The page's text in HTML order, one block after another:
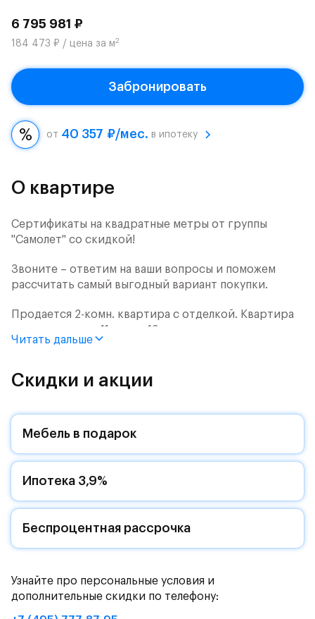
6 795 981 ₽
184 473 ₽ / цена за м2
Забронировать
от 40 357 ₽/мес. в ипотеку
О квартире
Сертификаты на квадратные метры от группы
"Самолет" со скидкой!
Звоните – ответим на ваши вопросы и поможем
рассчитать самый выгодный вариант покупки.
Продается 2-комн. квартира с отделкой. Квартира
расположена на 11 этаже 12 этажного монолитного
дома (Корпус 2.2, Секция 7) в ЖК «Пятницкие Луга»
Цена указана с учетом готовой отделки и кухни.
Жилой комплекс в городском округе
Солнечногорск, рядом с Захаринской поймой и
Митинским лесопарком.
Путь до МКАД на автомобиле займет - 15 минут по
Пятницкому шоссе: специально для жителей будет
обустроен собственный выезд на новую магистраль.
Дорога до метро «Пятницкое шоссе» займет 12
минут на автомобиле или полчаса на автобусе -
общественного транспорта.
Комфортные монолитные дома высотой 11-12 этажей
Читать дальше
Скидки и акции
Мебель в подарок
Ипотека 3,9%
Беспроцентная рассрочка
Узнайте про персональные условия и
дополнительные скидки по телефону: